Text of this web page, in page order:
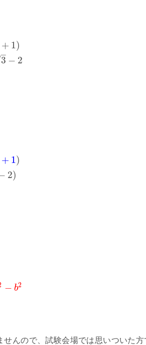
+ 1)
3
– − 2
+ 1)
2)
− b2
せんので、試験会場では思いついた方